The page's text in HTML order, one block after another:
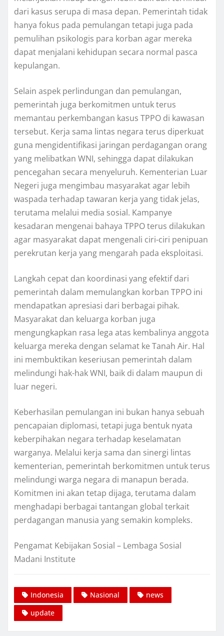
dari kasus serupa di masa depan. Pemerintah tidak
hanya fokus pada pemulangan tetapi juga pada
pemulihan psikologis para korban agar mereka
dapat menjalani kehidupan secara normal pasca
kepulangan.
Selain aspek perlindungan dan pemulangan,
pemerintah juga berkomitmen untuk terus
memantau perkembangan kasus TPPO di kawasan
tersebut. Kerja sama lintas negara terus diperkuat
guna mengidentifikasi jaringan perdagangan orang
yang melibatkan WNI, sehingga dapat dilakukan
pencegahan secara menyeluruh. Kementerian Luar
Negeri juga mengimbau masyarakat agar lebih
waspada terhadap tawaran kerja yang tidak jelas,
terutama melalui media sosial. Kampanye
kesadaran mengenai bahaya TPPO terus dilakukan
agar masyarakat dapat mengenali ciri-ciri penipuan
perekrutan kerja yang mengarah pada eksploitasi.
Langkah cepat dan koordinasi yang efektif dari
pemerintah dalam memulangkan korban TPPO ini
mendapatkan apresiasi dari berbagai pihak.
Masyarakat dan keluarga korban juga
mengungkapkan rasa lega atas kembalinya anggota
keluarga mereka dengan selamat ke Tanah Air. Hal
ini membuktikan keseriusan pemerintah dalam
melindungi hak-hak WNI, baik di dalam maupun di
luar negeri.
Keberhasilan pemulangan ini bukan hanya sebuah
pencapaian diplomasi, tetapi juga bentuk nyata
keberpihakan negara terhadap keselamatan
warganya. Melalui kerja sama dan sinergi lintas
kementerian, pemerintah berkomitmen untuk terus
melindungi warga negara di manapun berada.
Komitmen ini akan tetap dijaga, terutama dalam
menghadapi berbagai tantangan global terkait
perdagangan manusia yang semakin kompleks.
Pengamat Kebijakan Sosial – Lembaga Sosial
Madani Institute
Indonesia Nasional
news
update